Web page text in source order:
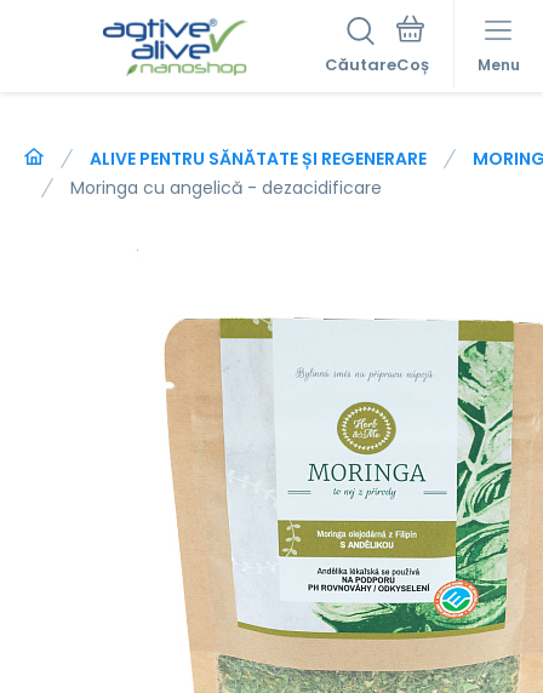
Căutare Menu
ALIVE PENTRU SĂNĂTATE ȘI REGENERARE
Moringa cu angelică - dezacidificare